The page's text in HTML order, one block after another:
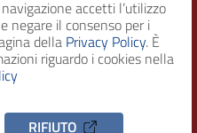
accetti l’utilizzo
negare il consenso per i
della Privacy Policy. È
riguardo i cookies nella
RIFIUTO